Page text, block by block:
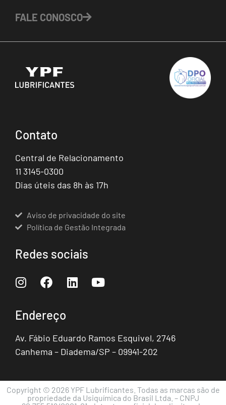
FALE CONOSCO
Contato
Central de Relacionamento
11 3145-0300
Dias úteis das 8h às 17h
Aviso de privacidade do site
Política de Gestão Integrada
Redes sociais
Endereço
Av. Fábio Eduardo Ramos Esquivel, 2746
Canhema – Diadema/SP – 09941-202
Copyright © 2026 YPF Lubrificantes. Todas as marcas são de
propriedade da Usiquímica do Brasil Ltda. – CNPJ